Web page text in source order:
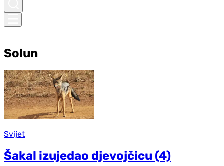
Solun
Svijet
Šakal izujedao djevojčicu (4)